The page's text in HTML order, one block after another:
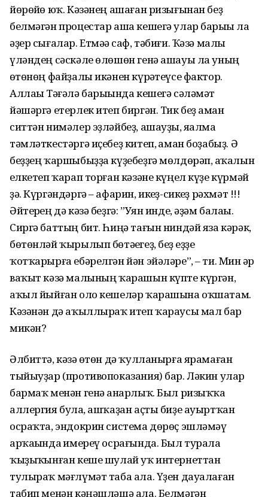
йөрөйһө юҡ. Кәзәнең ашаған ризығынан беҙ
белмәгән процестар аша кешегә улар барыһы ла
әҙер сығалар. Етмәһә саф, тәбиғи. Ҡәзә малы
үләндең сәскәле өлөшөн генә ашауы ла уның
һөтөнөң файҙалы икәнен күрһәтеүсе фактор.
Аллаһы Тәғәлә барыһында кешегә сәләмәт
йәшәргә етерлек итеп биргән. Тик беҙ һаман
ситтән нимәлер эҙләйбеҙ, ашауҙы, яһалма
тәмләткестәргә иҫебеҙ китеп, һаман боҙабыҙ. Ә
беҙҙең ҡаршыбыҙҙа күҙебеҙгә мөлдөрәп, һаҡалын
һелкетеп ҡарап торған кәзәне күңел күҙе күрмәй
ҙә. Күргәндәргә – афарин, икһеҙ-сикһеҙ рәхмәт !!!
Әйтерһең дә кәзә беҙгә: ”Уян инде, әҙәм балаһы.
Сиргә баттың бит. Һиңә тағын ниндәй яза кәрәк,
бөтөнләй ҡырылып бөтәһегеҙ, беҙ һеҙҙе
ҡотҡарырға ебәрелгән йән эйәләре”, – ти. Мин һәр
ваҡыт кәзә малының ҡарашын күпте күргән,
аҡыл йыйған оло кешеләр ҡарашына оҡшатам.
Кәзәнән дә аҡыллыраҡ итеп ҡараусы мал бар
микән?
Әлбиттә, кәзә һөтөн дә ҡулланырға ярамаған
тыйыуҙар (противопоказания) бар. Ләкин улар
бармаҡ менән генә һанарлыҡ. Был ризыҡҡа
аллергия булһа, ашҡаҙан аҫты биҙе ауыртҡан
осраҡта, эндокрин система дөрөҫ эшләмәү
арҡаһында һимереү осрағында. Был турала
ҡыҙыҡһынған кеше шулай уҡ интернеттан
тулыраҡ мәғлүмәт таба ала. Үҙен дауалаған
табип менән кәңәшләшә ала. Белмәгән